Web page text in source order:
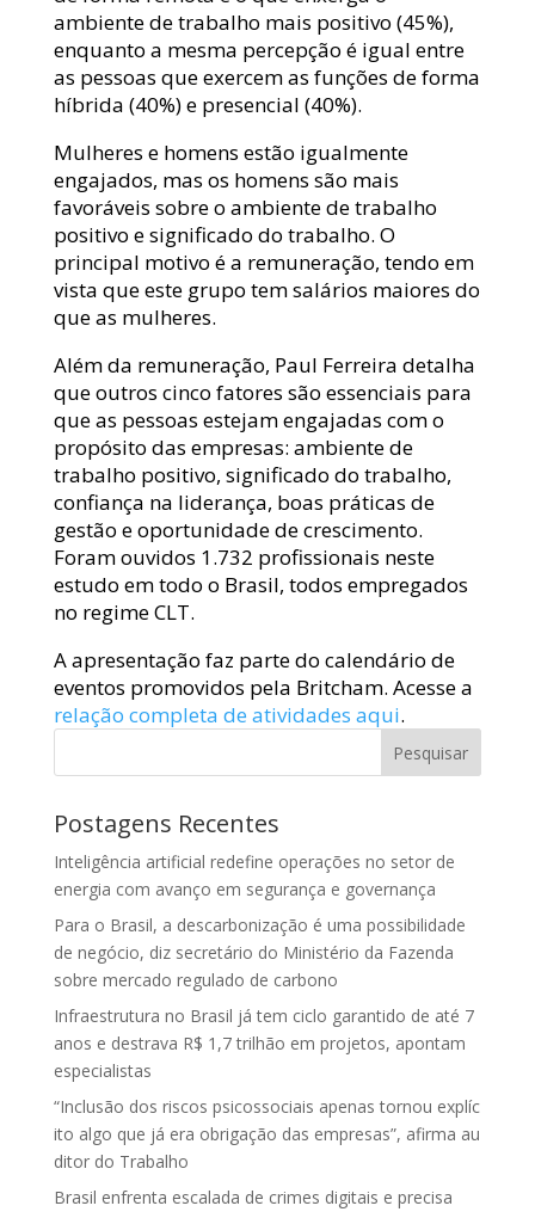
ambiente de trabalho mais positivo (45%),
enquanto a mesma percepção é igual entre
as pessoas que exercem as funções de forma
híbrida (40%) e presencial (40%).
Mulheres e homens estão igualmente
engajados, mas os homens são mais
favoráveis sobre o ambiente de trabalho
positivo e significado do trabalho. O
principal motivo é a remuneração, tendo em
vista que este grupo tem salários maiores do
que as mulheres.
Além da remuneração, Paul Ferreira detalha
que outros cinco fatores são essenciais para
que as pessoas estejam engajadas com o
propósito das empresas: ambiente de
trabalho positivo, significado do trabalho,
confiança na liderança, boas práticas de
gestão e oportunidade de crescimento.
Foram ouvidos 1.732 profissionais neste
estudo em todo o Brasil, todos empregados
no regime CLT.
A apresentação faz parte do calendário de
eventos promovidos pela Britcham. Acesse a
relação completa de atividades aqui.
Pesquisar
Postagens Recentes
Inteligência artificial redefine operações no setor de
energia com avanço em segurança e governança
Para o Brasil, a descarbonização é uma possibilidade
de negócio, diz secretário do Ministério da Fazenda
sobre mercado regulado de carbono
Infraestrutura no Brasil já tem ciclo garantido de até 7
anos e destrava R$ 1,7 trilhão em projetos, apontam
especialistas
“Inclusão dos riscos psicossociais apenas tornou explíc
ito algo que já era obrigação das empresas”, afirma au
ditor do Trabalho
Brasil enfrenta escalada de crimes digitais e precisa